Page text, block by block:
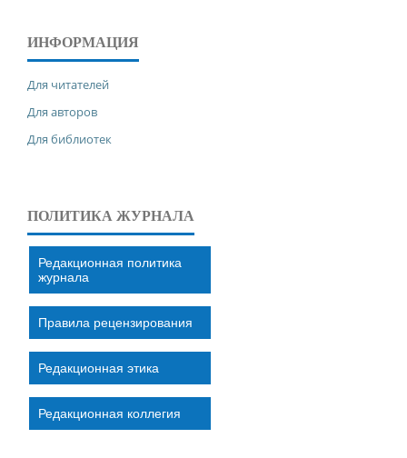
ИНФОРМАЦИЯ
Для читателей
Для авторов
Для библиотек
ПОЛИТИКА ЖУРНАЛА
Редакционная политика
журнала
Правила рецензирования
Редакционная этика
Редакционная коллегия